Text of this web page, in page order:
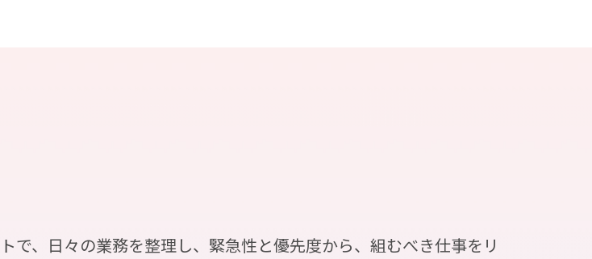
で、日々の業務を整理し、緊急性と優先度から、組むべき仕事をリ